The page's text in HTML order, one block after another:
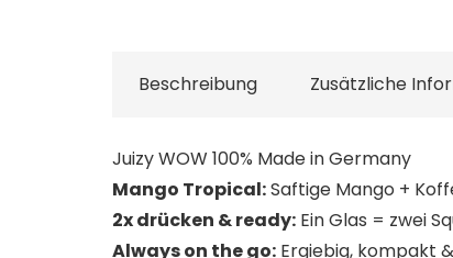
Beschreibung Zusätzliche
Juizy WOW 100% Made in Germany
Mango Tropical:Saftige Mango +
2x drücken & ready: Ein Glas = zwei
Always on the go: Ergiebig, kompakt